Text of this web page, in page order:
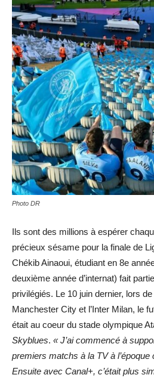
Photo DR
Ils sont des millions à espérer
précieux sésame pour la finale de
Chékib Ainaoui, étudiant en 8e
deuxième année d’internat) fait
privilégiés. Le 10 juin dernier, lors
Manchester City et l’Inter Milan, le
était au coeur du stade olympique
Skyblues. « J’ai commencé à
premiers matchs à la TV à l’époque
Ensuite avec Canal+, c’était plus